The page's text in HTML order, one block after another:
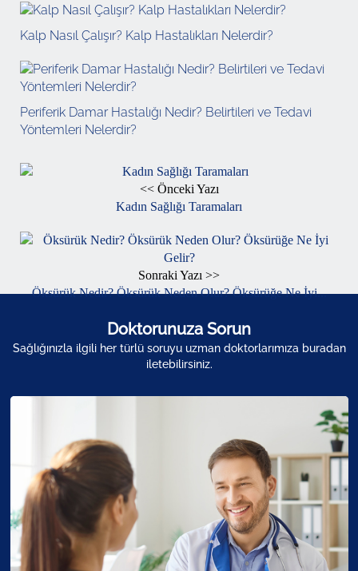
Kalp Nasıl Çalışır? Kalp Hastalıkları Nelerdir?
Periferik Damar Hastalığı Nedir? Belirtileri ve Tedavi
Yöntemleri Nelerdir?
<< Önceki Yazı
Kadın Sağlığı Taramaları
Sonraki Yazı >>
Öksürük Nedir? Öksürük Neden Olur? Öksürüğe Ne İyi...
Doktorunuza Sorun
Sağlığınızla ilgili her türlü soruyu uzman doktorlarımıza buradan
iletebilirsiniz.